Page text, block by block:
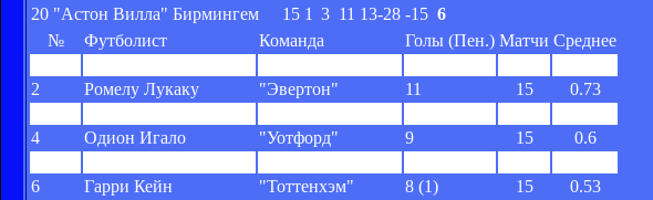
20 "Астон Вилла" Бирмингем 15 1 3 11 13-28 -15 6
№
Футболист Команда Голы (Пен.) Матчи Среднее
2
Ромелу Лукаку "Эвертон" 11 15
0.73
4
Одион Игало "Уотфорд" 9 15
0.6
6
Гарри Кейн "Тоттенхэм" 8 (1) 15 0.53